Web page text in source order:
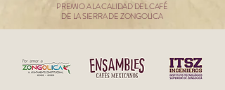
PREMIO A LA CALIDAD DEL CAFÉ
DE LA SIERRA DE ZONGOLICA